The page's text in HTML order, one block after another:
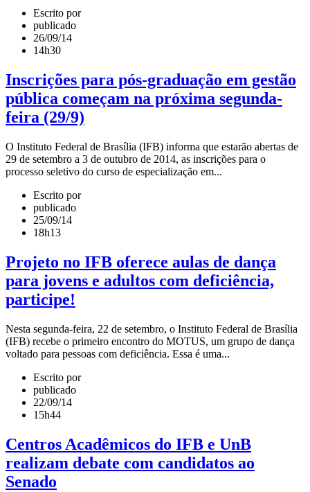
Escrito por
publicado
26/09/14
14h30
Inscrições para pós-graduação em gestão
pública começam na próxima segunda-
feira (29/9)
O Instituto Federal de Brasília (IFB) informa que estarão abertas de
29 de setembro a 3 de outubro de 2014, as inscrições para o
processo seletivo do curso de especialização em...
Escrito por
publicado
25/09/14
18h13
Projeto no IFB oferece aulas de dança
para jovens e adultos com deficiência,
participe!
Nesta segunda-feira, 22 de setembro, o Instituto Federal de Brasília
(IFB) recebe o primeiro encontro do MOTUS, um grupo de dança
voltado para pessoas com deficiência. Essa é uma...
Escrito por
publicado
22/09/14
15h44
Centros Acadêmicos do IFB e UnB
realizam debate com candidatos ao
Senado